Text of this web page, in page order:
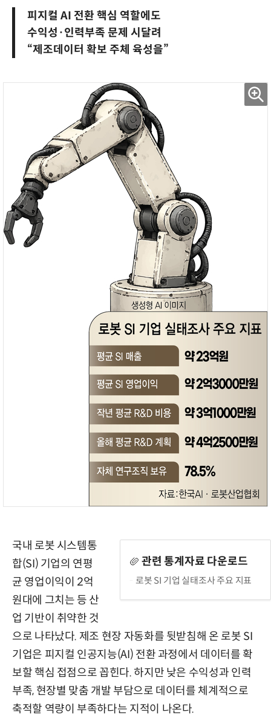
피지컬 AI 전환 핵심 역할에도
수익성·인력부족 문제 시달려
“제조데이터 확보 주체 육성을”
관련 통계자료 다운로드
로봇 SI 기업 실태조사 주요 지표
국내 로봇 시스템통
합(SI) 기업의 연평
균 영업이익이 2억
원대에 그치는 등 산
업 기반이 취약한 것
으로 나타났다. 제조 현장 자동화를 뒷받침해 온 로봇 SI
기업은 피지컬 인공지능(AI) 전환 과정에서 데이터를 확
보할 핵심 접점으로 꼽힌다. 하지만 낮은 수익성과 인력
부족, 현장별 맞춤 개발 부담으로 데이터를 체계적으로
축적할 역량이 부족하다는 지적이 나온다.